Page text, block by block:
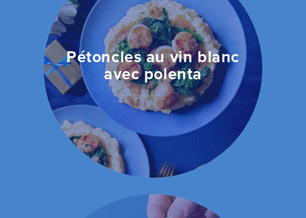
Pétoncles au vin blanc
avec polenta